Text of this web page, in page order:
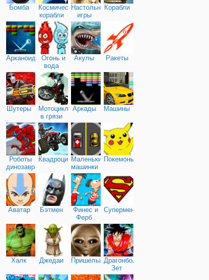
Бомба
Космические
корабли
Настольные
игры
Корабли
Арканоид
Огонь и
вода
Акулы Ракеты
Шутеры
Мотоциклы
в грязи
Аркады Машины
Роботы
динозавры
КвадроциклыМаленькие
машинки
Покемоны
Аватар Бэтмен
Финес и
Ферб
Супермен
Халк Джедаи ПришельцыДрагонболл
Зет